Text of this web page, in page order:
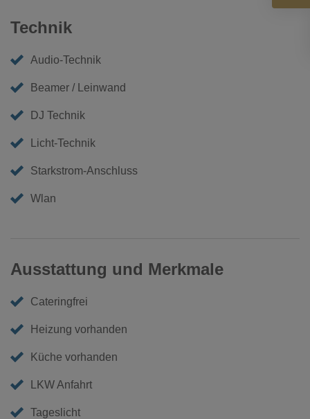
Technik
Audio-Technik
Beamer / Leinwand
DJ Technik
Licht-Technik
Starkstrom-Anschluss
Wlan
Ausstattung und Merkmale
Cateringfrei
Heizung vorhanden
Küche vorhanden
LKW Anfahrt
Tageslicht